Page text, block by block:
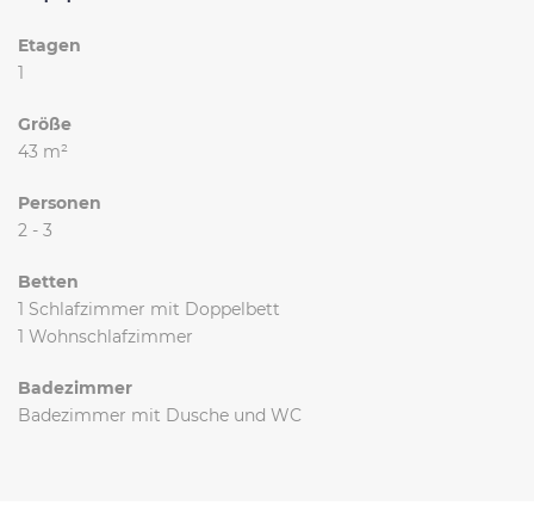
Etagen
1
Größe
43 m²
Personen
2 - 3
Betten
1 Schlafzimmer mit Doppelbett
1 Wohnschlafzimmer
Badezimmer
Badezimmer mit Dusche und WC